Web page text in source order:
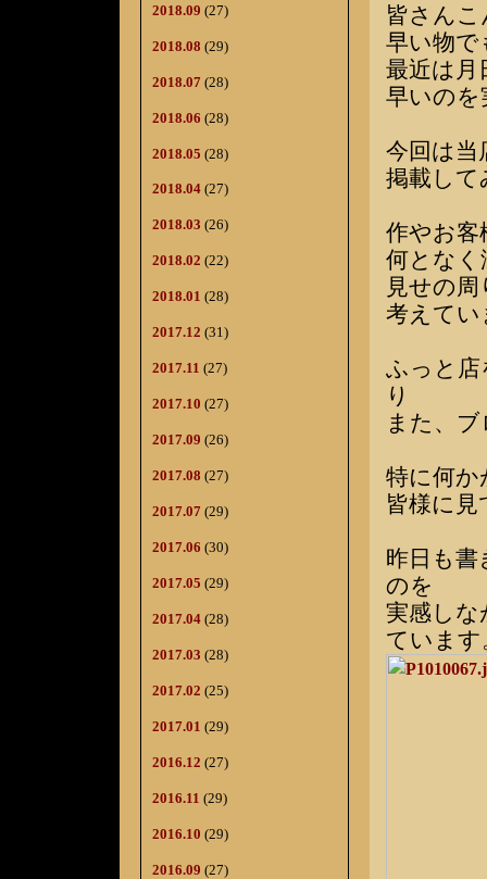
2018.09 (27)
2018.08 (29)
2018.07 (28)
2018.06 (28)
2018.05 (28)
2018.04 (27)
2018.03 (26)
2018.02 (22)
2018.01 (28)
2017.12 (31)
2017.11 (27)
2017.10 (27)
2017.09 (26)
2017.08 (27)
2017.07 (29)
2017.06 (30)
2017.05 (29)
2017.04 (28)
2017.03 (28)
2017.02 (25)
2017.01 (29)
2016.12 (27)
2016.11 (29)
2016.10 (29)
2016.09 (27)
皆さん
早い物で
最近は月
早いのを
今回は当
掲載して
作やお客
何となく
見せの
考えてい
ふっと
り
また、
特に何
皆様に
昨日も
のを
実感し
ています